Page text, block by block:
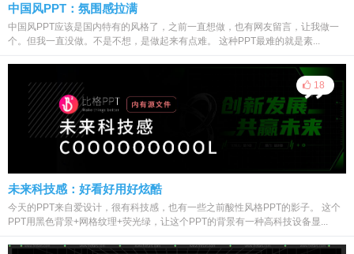
中国风PPT：氛围感拉满
中国风PPT应该是国内特有的风格了，之前一直想做，也有网友留言，让我做一
个。但我一直没做。不是不想，是做起来有点难。 这种PPT最难的就是素...
18
未来科技感：好看好用好炫酷
今天的PPT来自爱设计，很有科技感，也有一些之前酸性风格PPT的影子。 这个
PPT用黑色背景+网格纹理+荧光绿，让这个PPT的背景有一种高科技设备显...